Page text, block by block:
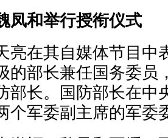
凤和举行授衔仪式
亮在其自媒体节目中
的部长兼任国务委员
部长。国防部长在中
个军委副主席的军委